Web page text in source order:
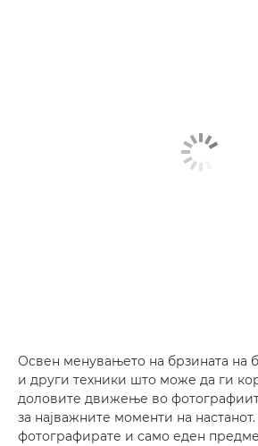
Освен менувањето на брзината на
и други техники што може да ги
доловите движење во
за најважните моменти на
фотографирате и само еден